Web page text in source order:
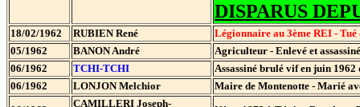
DISPARUS
18/02/1962 RUBIEN René
Légionnaire au 3ème REI -
05/1962
BANON André
Agriculteur - Enlevé et
06/1962
TCHI-TCHI
Assassiné brulé vif en juin
06/1962
LONJON Melchior
Maire de Montenotte - Marié
CAMILLERI Joseph-